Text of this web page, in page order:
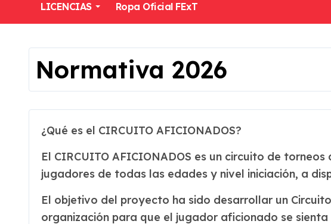
LICENCIAS Ropa Oficial FExT
Normativa 2026
¿Qué es el CIRCUITO AFICIONADOS?
El CIRCUITO AFICIONADOS es un circuito de
jugadores de todas las edades y nivel iniciación, a
El objetivo del proyecto ha sido desarrollar un
organización para que el jugador aficionado se